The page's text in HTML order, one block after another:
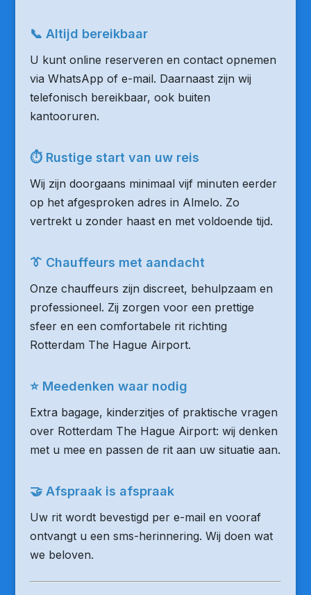
📞 Altijd bereikbaar
U kunt online reserveren en contact opnemen
via WhatsApp of e-mail. Daarnaast zijn wij
telefonisch bereikbaar, ook buiten
kantooruren.
⏱ Rustige start van uw reis
Wij zijn doorgaans minimaal vijf minuten eerder
op het afgesproken adres in Almelo. Zo
vertrekt u zonder haast en met voldoende tijd.
👔 Chauffeurs met aandacht
Onze chauffeurs zijn discreet, behulpzaam en
professioneel. Zij zorgen voor een prettige
sfeer en een comfortabele rit richting
Rotterdam The Hague Airport.
⭐ Meedenken waar nodig
Extra bagage, kinderzitjes of praktische vragen
over Rotterdam The Hague Airport: wij denken
met u mee en passen de rit aan uw situatie aan.
🤝 Afspraak is afspraak
Uw rit wordt bevestigd per e-mail en vooraf
ontvangt u een sms-herinnering. Wij doen wat
we beloven.